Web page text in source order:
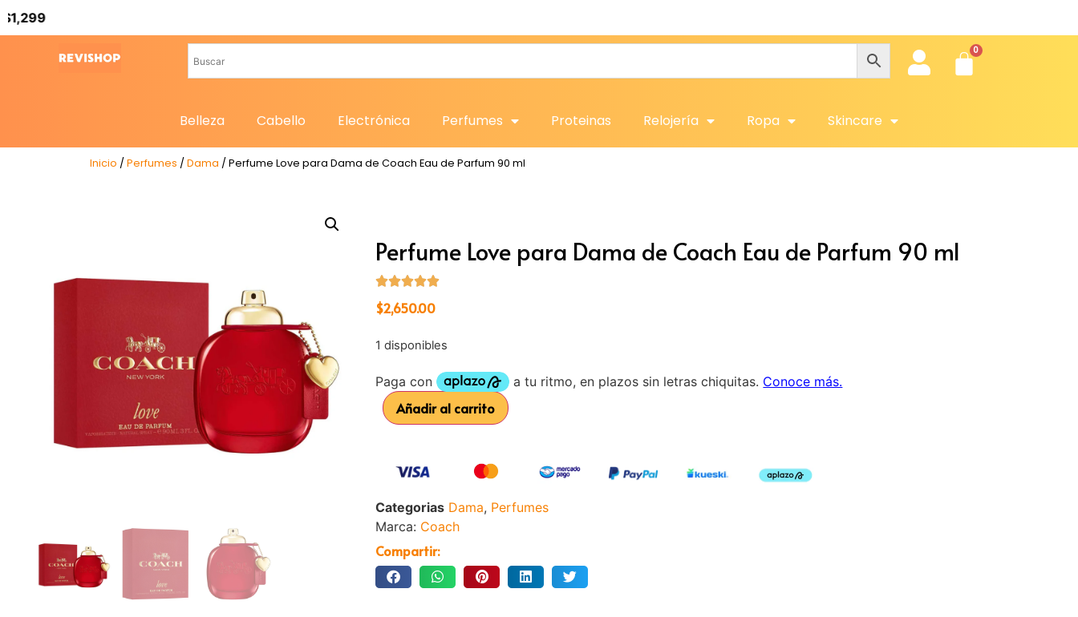
Belleza Cabello Electrónica Perfumes Proteinas Relojería Ropa Skincare
Inicio / Perfumes / Dama / Perfume Love para Dama de Coach Eau de Parfum 90 ml
Perfume Love para Dama de Coach Eau de Parfum 90 ml
$2,650.00
1 disponibles
Añadir al carrito
Categorias Dama, Perfumes
Marca: Coach
Compartir: